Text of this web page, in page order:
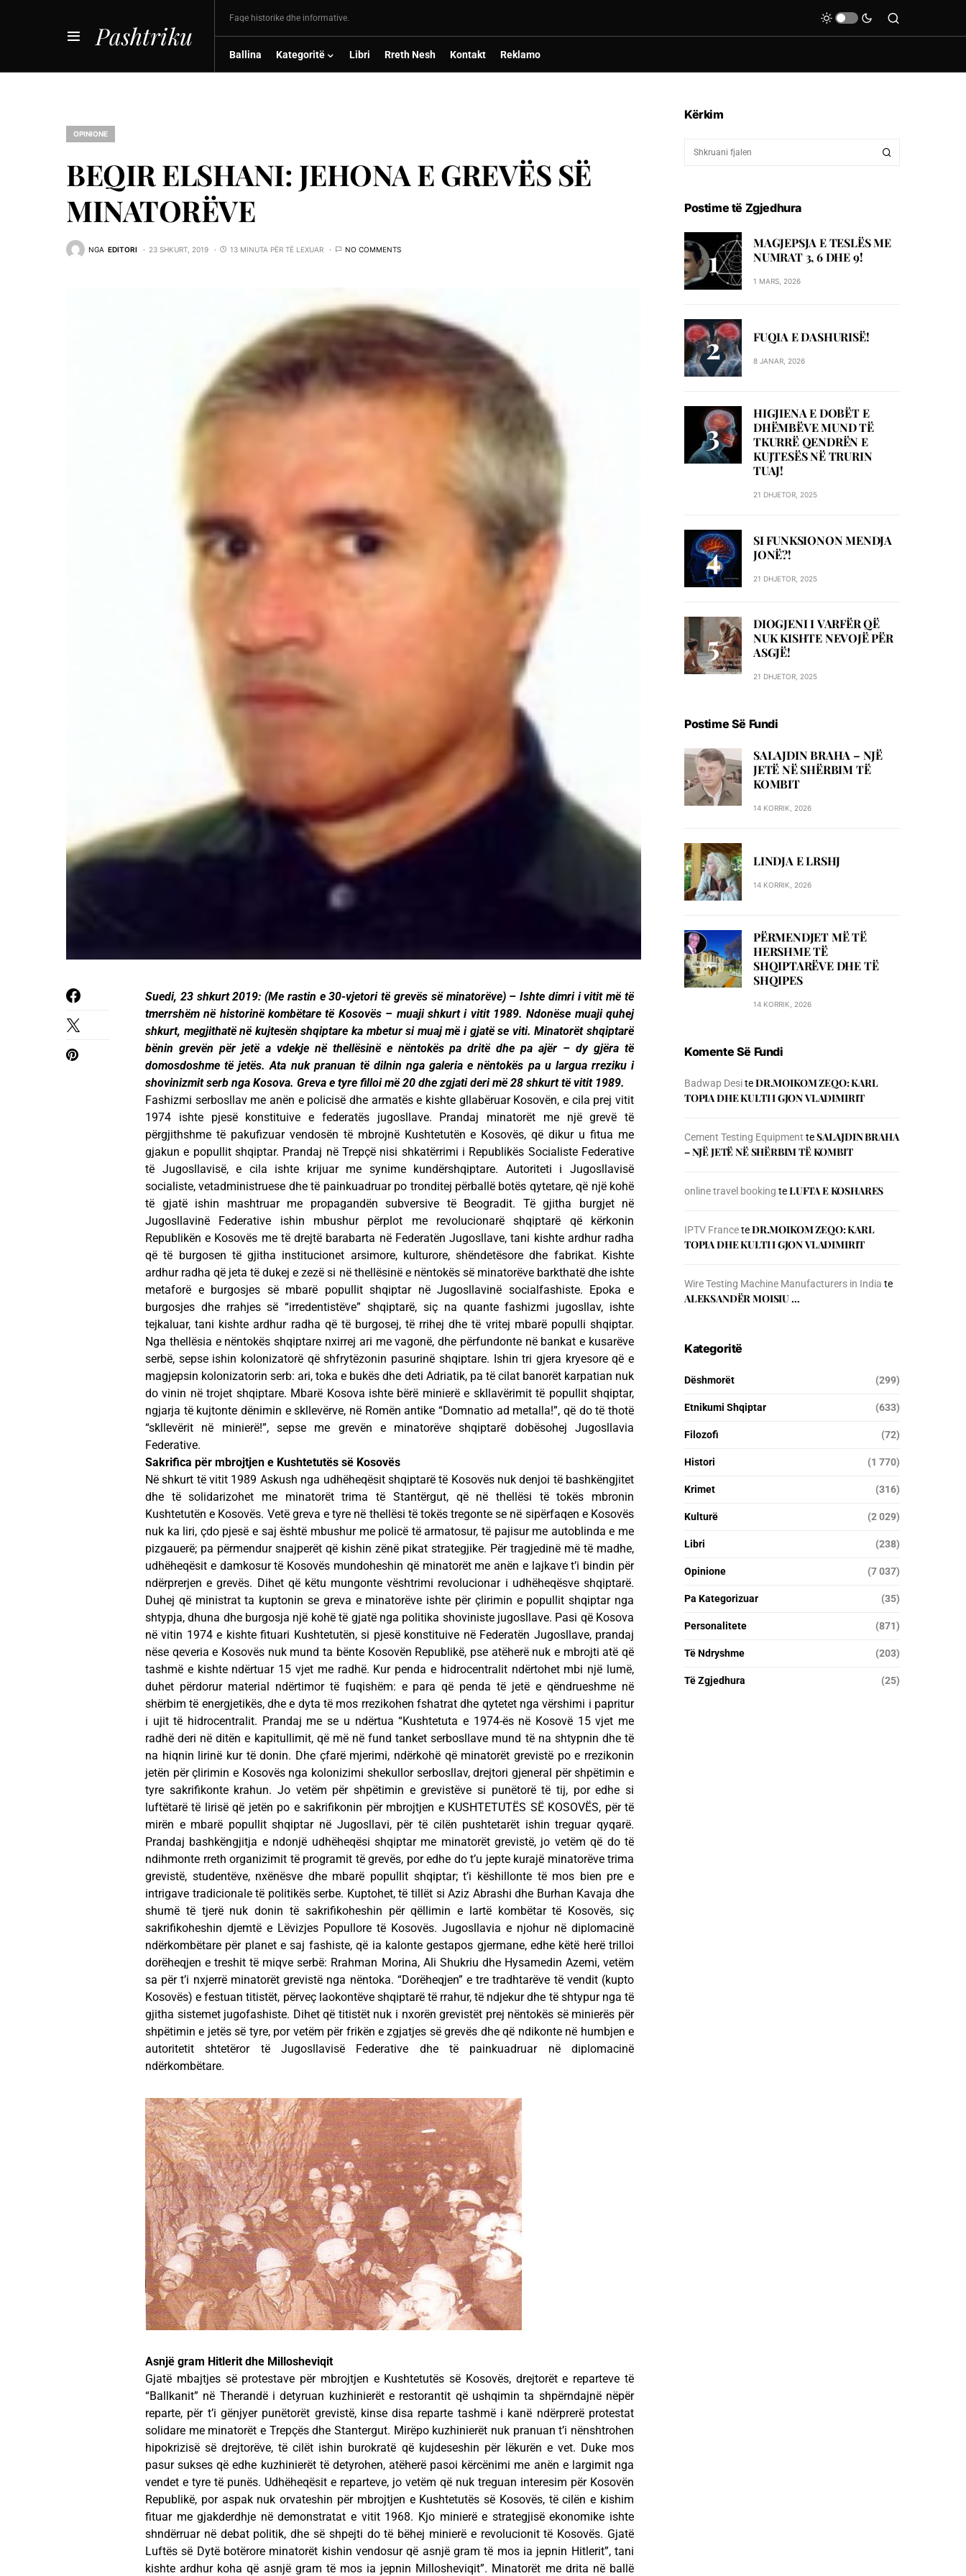
Pashtriku
Faqe historike dhe informative.
Ballina Kategoritë Libri Rreth Nesh Kontakt Reklamo
OPINIONE
BEQIR ELSHANI: JEHONA E GREVËS SË
MINATORËVE
NGA EDITORI 23 SHKURT, 2019 13 MINUTA PËR TË LEXUAR NO COMMENTS
Suedi, 23 shkurt 2019: (Me rastin e 30-vjetori të grevës së minatorëve) – Ishte dimri i vitit më të
tmerrshëm në historinë kombëtare të Kosovës – muaji shkurt i vitit 1989. Ndonëse muaji quhej
shkurt, megjithatë në kujtesën shqiptare ka mbetur si muaj më i gjatë se viti. Minatorët shqiptarë
bënin grevën për jetë a vdekje në thellësinë e nëntokës pa dritë dhe pa ajër – dy gjëra të
domosdoshme të jetës. Ata nuk pranuan të dilnin nga galeria e nëntokës pa u largua rreziku i
shovinizmit serb nga Kosova. Greva e tyre filloi më 20 dhe zgjati deri më 28 shkurt të vitit 1989.
Fashizmi serbosllav me anën e policisë dhe armatës e kishte gllabëruar Kosovën, e cila prej vitit
1974 ishte pjesë konstituive e federatës jugosllave. Prandaj minatorët me një grevë të
përgjithshme të pakufizuar vendosën të mbrojnë Kushtetutën e Kosovës, që dikur u fitua me
gjakun e popullit shqiptar. Prandaj në Trepçë nisi shkatërrimi i Republikës Socialiste Federative
të Jugosllavisë, e cila ishte krijuar me synime kundërshqiptare. Autoriteti i Jugosllavisë
socialiste, vetadministruese dhe të painkuadruar po tronditej përballë botës qytetare, që një kohë
të gjatë ishin mashtruar me propagandën subversive të Beogradit. Të gjitha burgjet në
Jugosllavinë Federative ishin mbushur përplot me revolucionarë shqiptarë që kërkonin
Republikën e Kosovës me të drejtë barabarta në Federatën Jugosllave, tani kishte ardhur radha
që të burgosen të gjitha institucionet arsimore, kulturore, shëndetësore dhe fabrikat. Kishte
ardhur radha që jeta të dukej e zezë si në thellësinë e nëntokës së minatorëve barkthatë dhe ishte
metaforë e burgosjes së mbarë popullit shqiptar në Jugosllavinë socialfashiste. Epoka e
burgosjes dhe rrahjes së “irredentistëve” shqiptarë, siç na quante fashizmi jugosllav, ishte
tejkaluar, tani kishte ardhur radha që të burgosej, të rrihej dhe të vritej mbarë populli shqiptar.
Nga thellësia e nëntokës shqiptare nxirrej ari me vagonë, dhe përfundonte në bankat e kusarëve
serbë, sepse ishin kolonizatorë që shfrytëzonin pasurinë shqiptare. Ishin tri gjera kryesore që e
magjepsin kolonizatorin serb: ari, toka e bukës dhe deti Adriatik, pa të cilat banorët karpatian nuk
do vinin në trojet shqiptare. Mbarë Kosova ishte bërë minierë e skllavërimit të popullit shqiptar,
ngjarja të kujtonte dënimin e skllevërve, në Romën antike “Domnatio ad metalla!”, që do të thotë
“skllevërit në minierë!”, sepse me grevën e minatorëve shqiptarë dobësohej Jugosllavia
Federative.
Sakrifica për mbrojtjen e Kushtetutës së Kosovës
Në shkurt të vitit 1989 Askush nga udhëheqësit shqiptarë të Kosovës nuk denjoi të bashkëngjitet
dhe të solidarizohet me minatorët trima të Stantërgut, që në thellësi të tokës mbronin
Kushtetutën e Kosovës. Vetë greva e tyre në thellësi të tokës tregonte se në sipërfaqen e Kosovës
nuk ka liri, çdo pjesë e saj është mbushur me policë të armatosur, të pajisur me autoblinda e me
pizgauerë; pa përmendur snajperët që kishin zënë pikat strategjike. Për tragjedinë më të madhe,
udhëheqësit e damkosur të Kosovës mundoheshin që minatorët me anën e lajkave t’i bindin për
ndërprerjen e grevës. Dihet që këtu mungonte vështrimi revolucionar i udhëheqësve shqiptarë.
Duhej që ministrat ta kuptonin se greva e minatorëve ishte për çlirimin e popullit shqiptar nga
shtypja, dhuna dhe burgosja një kohë të gjatë nga politika shoviniste jugosllave. Pasi që Kosova
në vitin 1974 e kishte fituari Kushtetutën, si pjesë konstituive në Federatën Jugosllave, prandaj
nëse qeveria e Kosovës nuk mund ta bënte Kosovën Republikë, pse atëherë nuk e mbrojti atë që
tashmë e kishte ndërtuar 15 vjet me radhë. Kur penda e hidrocentralit ndërtohet mbi një lumë,
duhet përdorur material ndërtimor të fuqishëm: e para që penda të jetë e qëndrueshme në
shërbim të energjetikës, dhe e dyta të mos rrezikohen fshatrat dhe qytetet nga vërshimi i papritur
i ujit të hidrocentralit. Prandaj me se u ndërtua “Kushtetuta e 1974-ës në Kosovë 15 vjet me
radhë deri në ditën e kapitullimit, që më në fund tanket serbosllave mund të na shtypnin dhe të
na hiqnin lirinë kur të donin. Dhe çfarë mjerimi, ndërkohë që minatorët grevistë po e rrezikonin
jetën për çlirimin e Kosovës nga kolonizimi shekullor serbosllav, drejtori gjeneral për shpëtimin e
tyre sakrifikonte krahun. Jo vetëm për shpëtimin e grevistëve si punëtorë të tij, por edhe si
luftëtarë të lirisë që jetën po e sakrifikonin për mbrojtjen e KUSHTETUTËS SË KOSOVËS, për të
mirën e mbarë popullit shqiptar në Jugosllavi, për të cilën pushtetarët ishin treguar qyqarë.
Prandaj bashkëngjitja e ndonjë udhëheqësi shqiptar me minatorët grevistë, jo vetëm që do të
ndihmonte rreth organizimit të programit të grevës, por edhe do t’u jepte kurajë minatorëve trima
grevistë, studentëve, nxënësve dhe mbarë popullit shqiptar; t’i këshillonte të mos bien pre e
intrigave tradicionale të politikës serbe. Kuptohet, të tillët si Aziz Abrashi dhe Burhan Kavaja dhe
shumë të tjerë nuk donin të sakrifikoheshin për qëllimin e lartë kombëtar të Kosovës, siç
sakrifikoheshin djemtë e Lëvizjes Popullore të Kosovës. Jugosllavia e njohur në diplomacinë
ndërkombëtare për planet e saj fashiste, që ia kalonte gestapos gjermane, edhe këtë herë trilloi
dorëheqjen e treshit të miqve serbë: Rrahman Morina, Ali Shukriu dhe Hysamedin Azemi, vetëm
sa për t’i nxjerrë minatorët grevistë nga nëntoka. “Dorëheqjen” e tre tradhtarëve të vendit (kupto
Kosovës) e festuan titistët, përveç laokontëve shqiptarë të rrahur, të ndjekur dhe të shtypur nga të
gjitha sistemet jugofashiste. Dihet që titistët nuk i nxorën grevistët prej nëntokës së minierës për
shpëtimin e jetës së tyre, por vetëm për frikën e zgjatjes së grevës dhe që ndikonte në humbjen e
autoritetit shtetëror të Jugosllavisë Federative dhe të painkuadruar në diplomacinë
ndërkombëtare.
Asnjë gram Hitlerit dhe Millosheviqit
Gjatë mbajtjes së protestave për mbrojtjen e Kushtetutës së Kosovës, drejtorët e reparteve të
“Ballkanit” në Therandë i detyruan kuzhinierët e restorantit që ushqimin ta shpërndajnë nëpër
reparte, për t’i gënjyer punëtorët grevistë, kinse disa reparte tashmë i kanë ndërprerë protestat
solidare me minatorët e Trepçës dhe Stantergut. Mirëpo kuzhinierët nuk pranuan t’i nënshtrohen
hipokrizisë së drejtorëve, të cilët ishin burokratë që kujdeseshin për lëkurën e vet. Duke mos
pasur sukses që edhe kuzhinierët të detyrohen, atëherë pasoi kërcënimi me anën e largimit nga
vendet e tyre të punës. Udhëheqësit e reparteve, jo vetëm që nuk treguan interesim për Kosovën
Republikë, por aspak nuk orvateshin për mbrojtjen e Kushtetutës së Kosovës, të cilën e kishim
fituar me gjakderdhje në demonstratat e vitit 1968. Kjo minierë e strategjisë ekonomike ishte
shndërruar në debat politik, dhe së shpejti do të bëhej minierë e revolucionit të Kosovës. Gjatë
Luftës së Dytë botërore minatorët kishin vendosur që asnjë gram të mos ia jepnin Hitlerit”, tani
kishte ardhur koha që asnjë gram të mos ia jepnin Millosheviqit”. Minatorët me drita në ballë
Kërkim
Postime të Zgjedhura
MAGJEPSJA E TESLËS ME
NUMRAT 3, 6 DHE 9!
1 MARS, 2026
FUQIA E DASHURISË!
8 JANAR, 2026
HIGJIENA E DOBËT E
DHËMBËVE MUND TË
TKURRË QENDRËN E
KUJTESËS NË TRURIN
TUAJ!
21 DHJETOR, 2025
SI FUNKSIONON MENDJA
JONË?!
21 DHJETOR, 2025
DIOGJENI I VARFËR QË
NUK KISHTE NEVOJË PËR
ASGJË!
21 DHJETOR, 2025
Postime Së Fundi
SALAJDIN BRAHA – NJЁ
JETЁ NЁ SHЁRBIM TЁ
KOMBIT
14 KORRIK, 2026
LINDJA E LRSHJ
14 KORRIK, 2026
PËRMENDJET MË TË
HERSHME TË
SHQIPTARËVE DHE TË
SHQIPES
14 KORRIK, 2026
Komente Së Fundi
Badwap DesiteDR.MOIKOM ZEQO: KARL
TOPIA DHE KULTI I GJON VLADIMIRIT
Cement Testing Equipment teSALAJDIN BRAHA
– NJЁ JETЁ NЁ SHЁRBIM TЁ KOMBIT
online travel booking teLUFTA E KOSHARES
IPTV FranceteDR.MOIKOM ZEQO: KARL
TOPIA DHE KULTI I GJON VLADIMIRIT
Wire Testing Machine Manufacturers in India te
ALEKSANDËR MOISIU …
Kategoritë
Dëshmorët (299)
Etnikumi Shqiptar (633)
Filozofi (72)
Histori (1 770)
Krimet (316)
Kulturë (2 029)
Libri (238)
Opinione (7 037)
Pa Kategorizuar (35)
Personalitete (871)
Të Ndryshme (203)
Të Zgjedhura (25)